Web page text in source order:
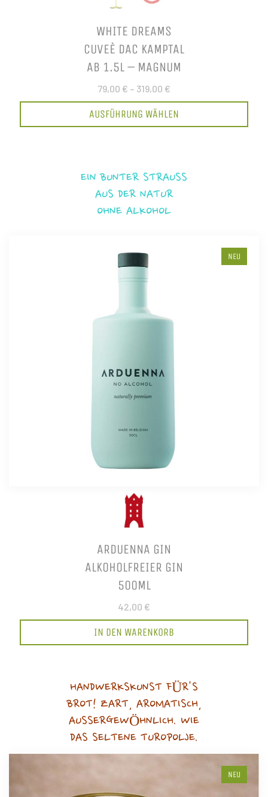
WHITE DREAMS
CUVEÈ DAC KAMPTAL
AB 1.5L – MAGNUM
79,00 € – 319,00 €
AUSFÜHRUNG WÄHLEN
EIN BUNTER STRAUSS
AUS DER NATUR
OHNE ALKOHOL
NEU
ARDUENNA GIN
ALKOHOLFREIER GIN
500ML
42,00 €
IN DEN WARENKORB
HANDWERKSKUNST FÜR'S
BROT! ZART, AROMATISCH,
AUSSERGEWÖHNLICH. WIE
DAS SELTENE TUROPOLJE.
NEU